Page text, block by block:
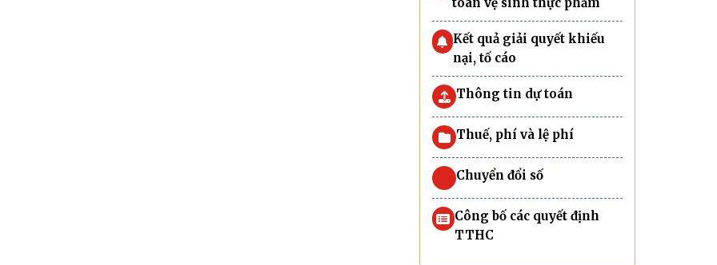
Kết quả giải quyết khiếu
nại, tố cáo
Thông tin dự toán
Thuế, phí và lệ phí
Chuyển đổi số
Công bố các quyết định
TTHC